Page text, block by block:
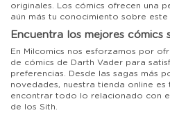
originales. Los cómics ofrecen una
aún más tu conocimiento sobre
Encuentra los mejores cómics
En Milcomics nos esforzamos por
de cómics de Darth Vader para
preferencias. Desde las sagas más
novedades, nuestra tienda online
encontrar todo lo relacionado con
de los Sith.